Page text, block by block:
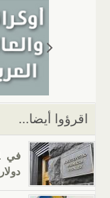
k
er
e
n
اقرؤوا أيضا...